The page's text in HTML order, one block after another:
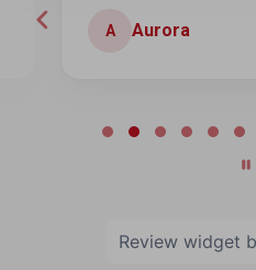
A Aurora
Review widget